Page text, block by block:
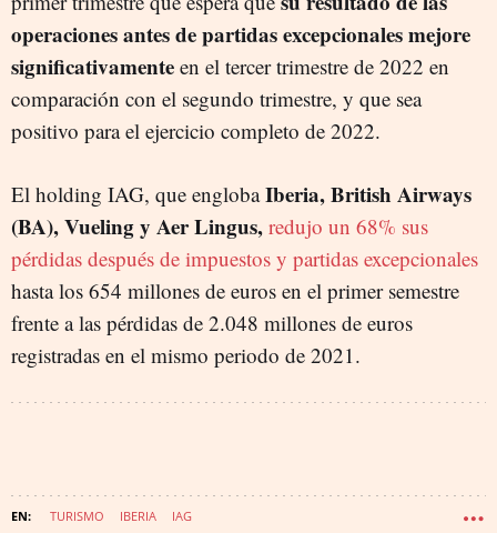
operaciones antes de partidas excepcionales mejore
significativamente en el tercer trimestre de 2022 en
comparación con el segundo trimestre, y que sea
positivo para el ejercicio completo de 2022.
El holding IAG, que englobaIberia, British Airways
(BA), Vueling y Aer Lingus, redujo un 68% sus
pérdidas después de impuestos y partidas excepcionales
hasta los 654 millones de euros en el primer semestre
frente a las pérdidas de 2.048 millones de euros
registradas en el mismo periodo de 2021.
TURISMO IBERIA IAG